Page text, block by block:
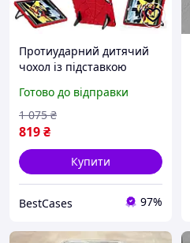
Протиударний дитячий
чохол із підставкою
(9,7)
Готово до відправки
819₴
1 075 ₴
Купити
BestCases 97%